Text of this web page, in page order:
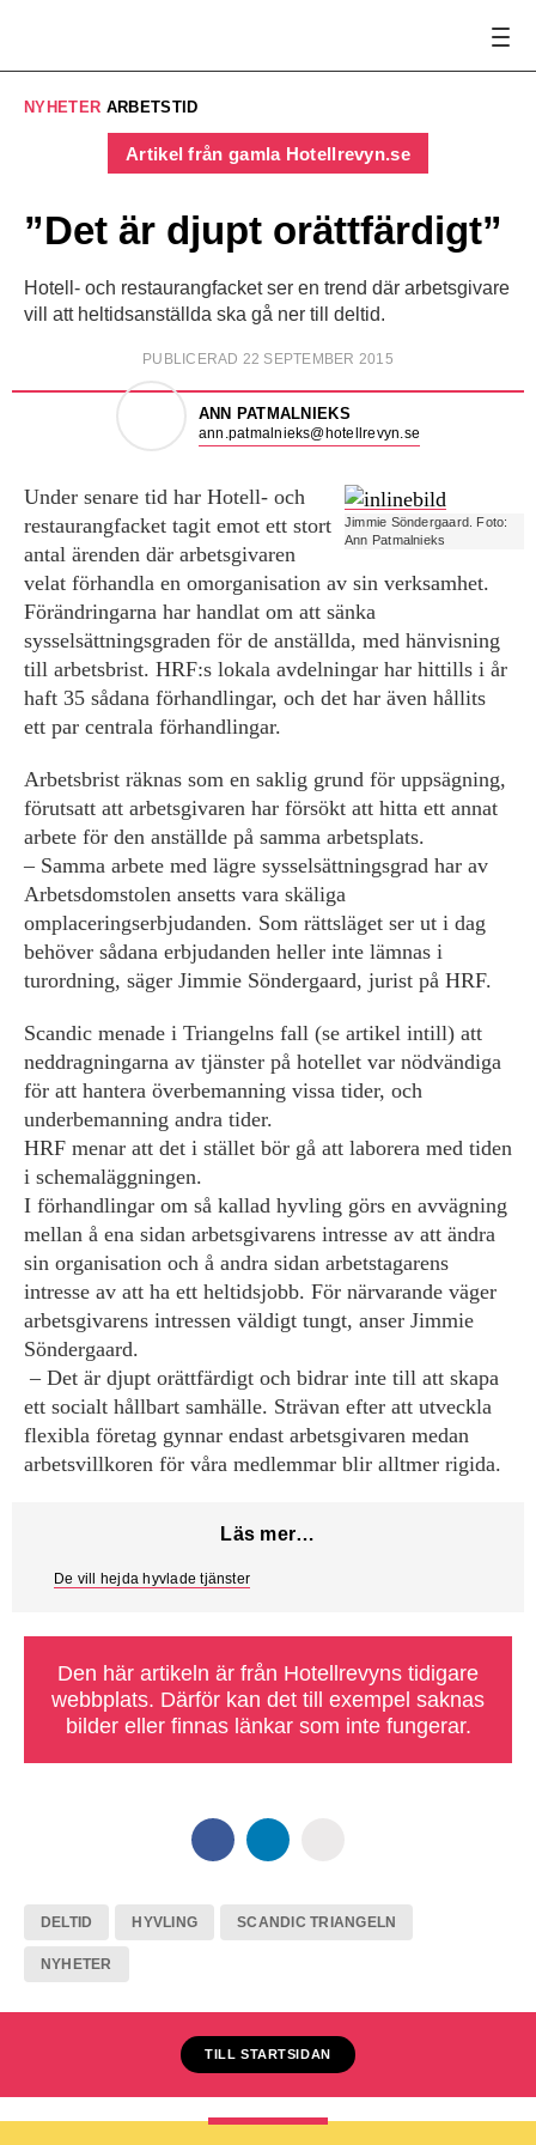
NYHETER ARBETSTID
Artikel från gamla Hotellrevyn.se
”Det är djupt orättfärdigt”
Hotell- och restaurangfacket ser en trend där arbetsgivare
vill att heltidsanställda ska gå ner till deltid.
PUBLICERAD 22 SEPTEMBER 2015
ANN PATMALNIEKS
ann.patmalnieks@hotellrevyn.se
Jimmie Söndergaard. Foto:
Ann Patmalnieks
Under senare tid har Hotell- och
restaurangfacket tagit emot ett stort
antal ärenden där arbetsgivaren
velat förhandla en omorganisation av sin verksamhet.
Förändringarna har handlat om att sänka
sysselsättningsgraden för de anställda, med hänvisning
till arbetsbrist. HRF:s lokala avdelningar har hittills i år
haft 35 sådana förhandlingar, och det har även hållits
ett par centrala förhandlingar.
Arbetsbrist räknas som en saklig grund för uppsägning,
förutsatt att arbetsgivaren har försökt att hitta ett annat
arbete för den anställde på samma arbetsplats.
– Samma arbete med lägre sysselsättningsgrad har av
Arbetsdomstolen ansetts vara skäliga
omplaceringserbjudanden. Som rättsläget ser ut i dag
behöver sådana erbjudanden heller inte lämnas i
turordning, säger Jimmie Söndergaard, jurist på HRF.
Scandic menade i Triangelns fall (se artikel intill) att
neddragningarna av tjänster på hotellet var nödvändiga
för att hantera överbemanning vissa tider, och
underbemanning andra tider.
HRF menar att det i stället bör gå att laborera med tiden
i schemaläggningen.
I förhandlingar om så kallad hyvling görs en avvägning
mellan å ena sidan arbetsgivarens intresse av att ändra
sin organisation och å andra sidan arbets­tagarens
intresse av att ha ett heltidsjobb. För närvarande väger
arbets­givarens intressen väldigt tungt, anser Jimmie
Söndergaard.
– Det är djupt orättfärdigt och bidrar inte till att skapa
ett socialt hållbart samhälle. ­Strävan efter att utveckla
flexibla företag gynnar endast arbetsgivaren medan
arbetsvillkoren för våra medlemmar blir alltmer rigida.
Läs mer…
De vill hejda hyvlade tjänster
Den här artikeln är från Hotellrevyns tidigare
webbplats. Därför kan det till exempel saknas
bilder eller finnas länkar som inte fungerar.
DELTID HYVLING SCANDIC TRIANGELN
NYHETER
TILL STARTSIDAN